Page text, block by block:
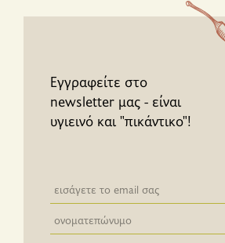
Εγγραφείτε στο
newsletter μας - είναι
υγιεινό και "πικάντικο"!
Newsletter email input field
Newsletter email input field